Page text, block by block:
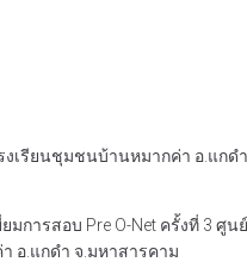
เรียนชุมชนบ้านหมากค่า อ.แกด
มการสอบ Pre O-Net ครั้งที่
อ.แกดำ จ.มหาสารคาม